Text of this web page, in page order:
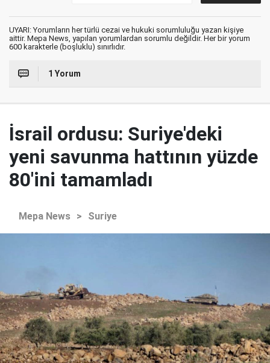
UYARI: Yorumların her türlü cezai ve hukuki sorumluluğu yazan kişiye
aittir. Mepa News, yapılan yorumlardan sorumlu değildir. Her bir yorum
600 karakterle (boşluklu) sınırlıdır.
1 Yorum
İsrail ordusu: Suriye'deki
yeni savunma hattının yüzde
80'ini tamamladı
Mepa News > Suriye